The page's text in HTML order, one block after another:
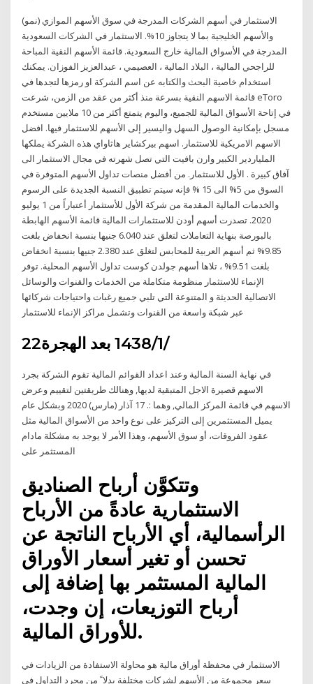
الاستثمار في أسهم الشركات المدرجة في سوق الأسهم الموازي (نمو)
والأسهم الخليجية بما لا يتجاوز 10%. الاستثمار في الشركات السعودية
المدرجة في الأسواق المالية خارج السعودية. قائمة الأسهم النقية المباحة
للراجحي المالية ، البلاد المالية ، العصيمي ، عبدالعزيز الفوزان. يمكنك
استخدام خاصية البحث والكتابه عن اسم الشركة او رمزها لتجدها في
قائمة الاسهم النقية بسرعة منذ أكثر من عقد من الزمن، شرعت eToro
في إتاحة الأسواق المالية للجميع، واليوم يتمتع أكثر من 10 ملايين مستخدم
مسجل بإمكانية الوصول السهل واليسير إلى الأسهم للاستثمار فيها. افضل
الاسهم الامريكية للاستثمار. اسهم بيركشاير هاثاواي هذه الشركة يملكها
الملياردير الكبير وارن بافيت التي تصل شهرته في مجال الاستثمار الى
آفاق كبيرة . الأول للاستثمار. من أفضل منصات تداول الأسهم المتوفرة في
السوق من 5% الى 15 % فإنه سيتم تطبيق النسبة الجديدة على الرسوم
والخدمات المالية المقدمة من شركة الأول للأستثمار أعتباراً من 1 يوليو
2020. تصدرت أسهم أودن للاستثمارات المالية قائمة الأسهم الهابطة
بالبورصة بنهاية التعاملات لتغلق عند 6.040 جنيها بنسبة انخفاض بلغت
9.85% ثم أسهم العربية للمحابس لتغلق عند 2.380 جنيها بنسبة انخفاض
بلغت 9.51% ، تلاها أسهم جولدن كوست تداول الأسهم المحلية. توفر
الإنماء للاستثمار منظومة متكاملة من الخدمات والقنوات والوسائل
الاتصالية الحديثة و المتنوعة التي تلبي جميع رغبات واحتياجات شركائها
عبر شبكة واسعة من القنوات وتشمل مراكز الإنماء للاستثمار
22‏‏/1‏‏/1438 بعد الهجرة
في نهاية السنة المالية وعند اعداد القوائم المالية تقوم الشركة بجرد
الاسهم قصيرة الاجل المتبقية لديها, وهنالك طريقتين لتقييم وعرض
الاسهم في قائمة المركز المالي, وهما :. 17 آذار (مارس) 2020 وبشكل عام
يميل المستثمرين إلى التركيز على نوع واحد من الأسواق المالية مثل
عقود الفروقات، أو سوق الأسهم، وهذا الأمر لا يوجد به مشكلة مادام
وتتكوَّن أرباح الصناديق
الاستثمارية عادةً من الأرباح
الرأسمالية، أي الأرباح الناتجة عن
تحسن أو تغير أسعار الأوراق
المالية المستثمر بها إضافة إلى
أرباح التوزيعات، إن وجدت،
للأوراق المالية.
الاستثمار في محفظة أوراق مالية هو محاولة الاستفادة من الزيادات في
سعر مجموعة من الأسهم لشركات مختلفة بدلا ً من مجرد التداول في